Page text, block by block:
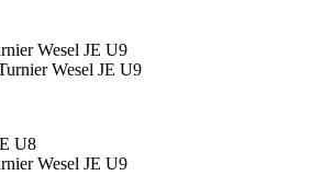
Wesel JE U9
Wesel JE U9
U8
Wesel JE U9